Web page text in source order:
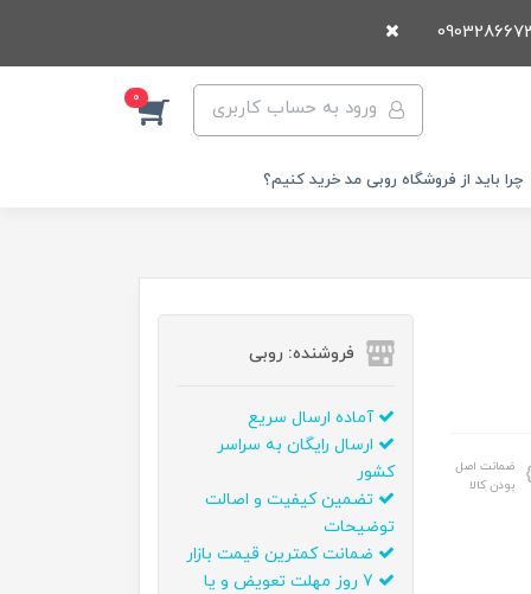
ورود به حساب کاربری 0
چرا باید از فروشگاه روبی مد خرید کنیم؟
ضمانت اصل
بودن کالا
فروشنده: روبی
آماده ارسال سریع
ارسال رایگان به سراسر
کشور
تضمین کیفیت و اصالت
توضیحات
ضمانت کمترین قیمت بازار
7 روز مهلت تعویض و یا